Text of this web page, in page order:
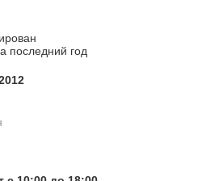
последний год